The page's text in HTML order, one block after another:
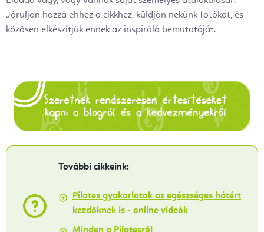
Járuljon hozzá ehhez a cikkhez, küldjön nekünk fotókat, és
közösen elkészítjük ennek az inspiráló bemutatóját.
További cikkeink:
Pilates gyakorlatok az egészséges hátért
kezdőknek is - online videók
Minden a Pilatesről